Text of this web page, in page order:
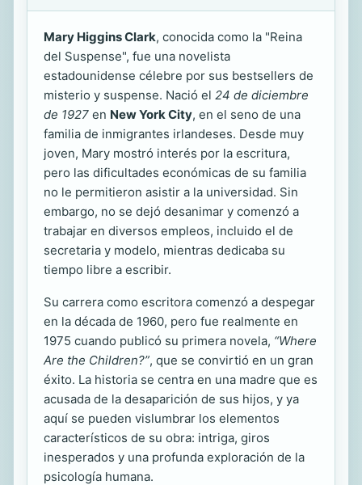
Mary Higgins Clark, conocida como la "Reina
del Suspense", fue una novelista
estadounidense célebre por sus bestsellers de
misterio y suspense. Nació el 24 de diciembre
de 1927 en New York City, en el seno de una
familia de inmigrantes irlandeses. Desde muy
joven, Mary mostró interés por la escritura,
pero las dificultades económicas de su familia
no le permitieron asistir a la universidad. Sin
embargo, no se dejó desanimar y comenzó a
trabajar en diversos empleos, incluido el de
secretaria y modelo, mientras dedicaba su
tiempo libre a escribir.
Su carrera como escritora comenzó a despegar
en la década de 1960, pero fue realmente en
1975 cuando publicó su primera novela, “Where
Are the Children?”, que se convirtió en un gran
éxito. La historia se centra en una madre que es
acusada de la desaparición de sus hijos, y ya
aquí se pueden vislumbrar los elementos
característicos de su obra: intriga, giros
inesperados y una profunda exploración de la
psicología humana.